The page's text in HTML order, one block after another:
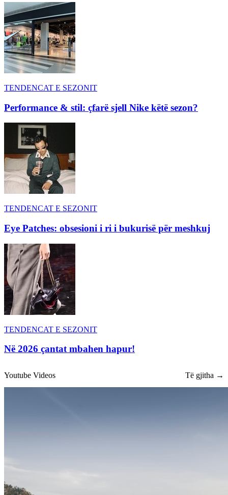
TENDENCAT E SEZONIT
Performance & stil: çfarë sjell Nike këtë sezon?
TENDENCAT E SEZONIT
Eye Patches: obsesioni i ri i bukurisë për meshkuj
TENDENCAT E SEZONIT
Në 2026 çantat mbahen hapur!
Youtube Videos Të gjitha →